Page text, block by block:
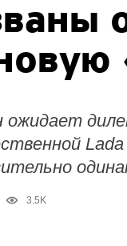
ожидает
3.5K